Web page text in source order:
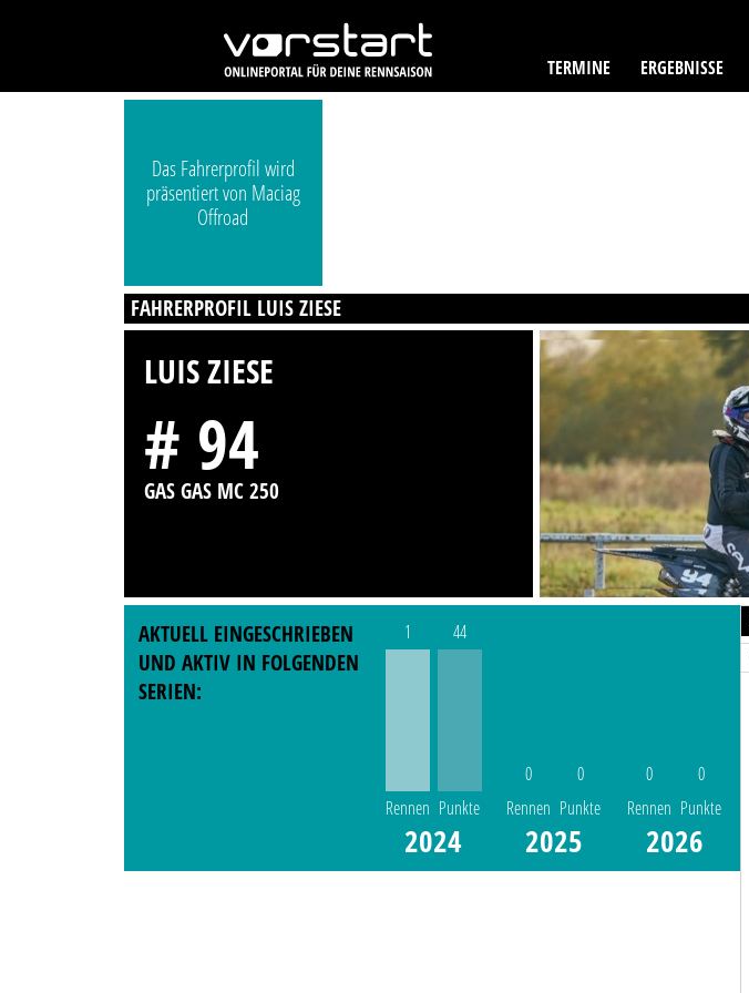
TERMINE ERGEBNISSE
Das Fahrerprofil wird
präsentiert von Maciag
Offroad
FAHRERPROFIL LUIS ZIESE
LUIS ZIESE
# 94
GAS GAS MC 250
AKTUELL EINGESCHRIEBEN
UND AKTIV IN FOLGENDEN
SERIEN:
1
Rennen
44
Punkte
2024
0
Rennen
0
Punkte
2025
0
Rennen
0
Punkte
2026